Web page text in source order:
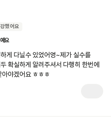
했어요
요
게 다닐수 있었어영~제가 실수를
확실하게 알려주셔서 다행히 한번에
야겠어요 ㅎㅎㅎ